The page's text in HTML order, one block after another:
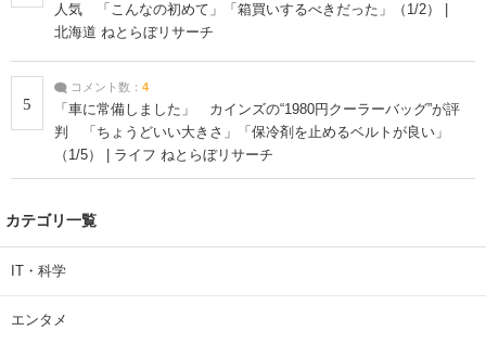
人気 「こんなの初めて」「箱買いするべきだった」（1/2） |
北海道 ねとらぼリサーチ
5
コメント数： 4
「車に常備しました」 カインズの“1980円クーラーバッグ”が評
判 「ちょうどいい大きさ」「保冷剤を止めるベルトが良い」
（1/5） | ライフ ねとらぼリサーチ
カテゴリ一覧
IT・科学
エンタメ